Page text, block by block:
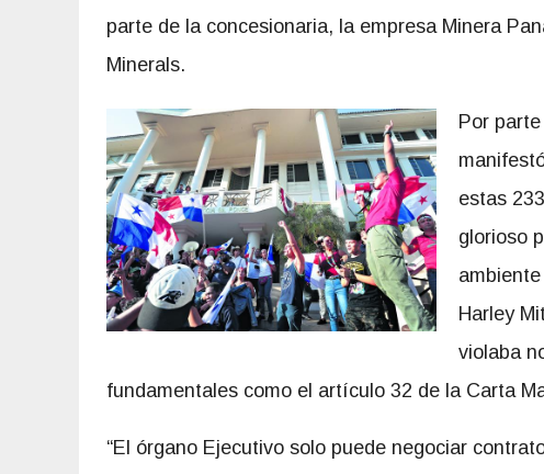
parte de la concesionaria, la empresa Minera
Minerals.
Por
estas
glorioso
Harley
violaba
fundamentales como el artículo 32 de la Carta
“El órgano Ejecutivo solo puede negociar